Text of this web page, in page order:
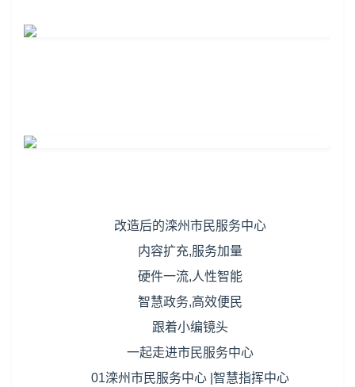
改造后的滦州市民服务中心
内容扩充,服务加量
硬件一流,人性智能
智慧政务,高效便民
跟着小编镜头
一起走进市民服务中心
01滦州市民服务中心 |智慧指挥中心